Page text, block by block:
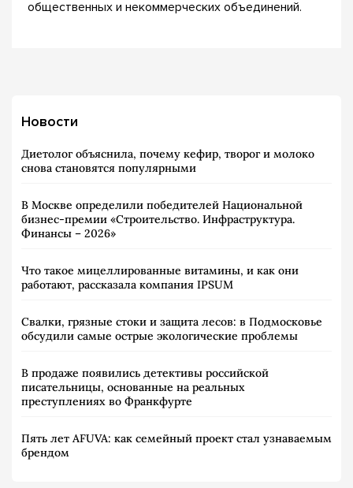
общественных и некоммерческих объединений.
Новости
Диетолог объяснила, почему кефир, творог и молоко
снова становятся популярными
В Москве определили победителей Национальной
бизнес-премии «Строительство. Инфраструктура.
Финансы – 2026»
Что такое мицеллированные витамины, и как они
работают, рассказала компания IPSUM
Свалки, грязные стоки и защита лесов: в Подмосковье
обсудили самые острые экологические проблемы
В продаже появились детективы российской
писательницы, основанные на реальных
преступлениях во Франкфурте
Пять лет AFUVA: как семейный проект стал узнаваемым
брендом